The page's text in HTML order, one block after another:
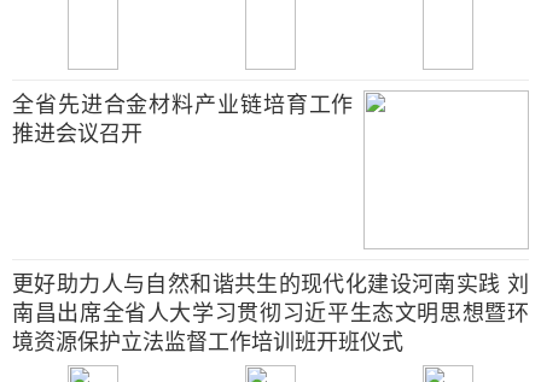
全省先进合金材料产业链培育工作
推进会议召开
更好助力人与自然和谐共生的现代化建设河南实践 刘
南昌出席全省人大学习贯彻习近平生态文明思想暨环
境资源保护立法监督工作培训班开班仪式